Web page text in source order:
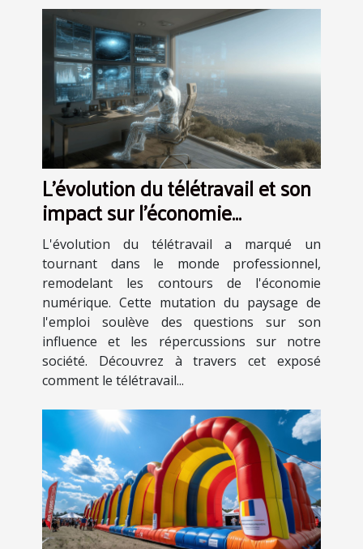
L'évolution du télétravail et son
impact sur l'économie
numérique
L'évolution du télétravail a marqué un
tournant dans le monde professionnel,
remodelant les contours de l'économie
numérique. Cette mutation du paysage de
l'emploi soulève des questions sur son
influence et les répercussions sur notre
société. Découvrez à travers cet exposé
comment le télétravail...